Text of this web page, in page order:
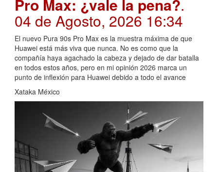
Pro Max: ¿vale la pena?.
04 de Agosto, 2026 16:34
El nuevo Pura 90s Pro Max es la muestra máxima de que
Huawei está más viva que nunca. No es como que la
compañía haya agachado la cabeza y dejado de dar batalla
en todos estos años, pero en mi opinión 2026 marca un
punto de inflexión para Huawei debido a todo el avance
Xataka México